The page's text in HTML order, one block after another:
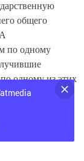
общего
по одному
одному из этих
- выпускники
русский язык и
улучшения